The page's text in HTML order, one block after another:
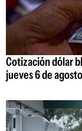
Cotización dólar
jueves 6 de agosto